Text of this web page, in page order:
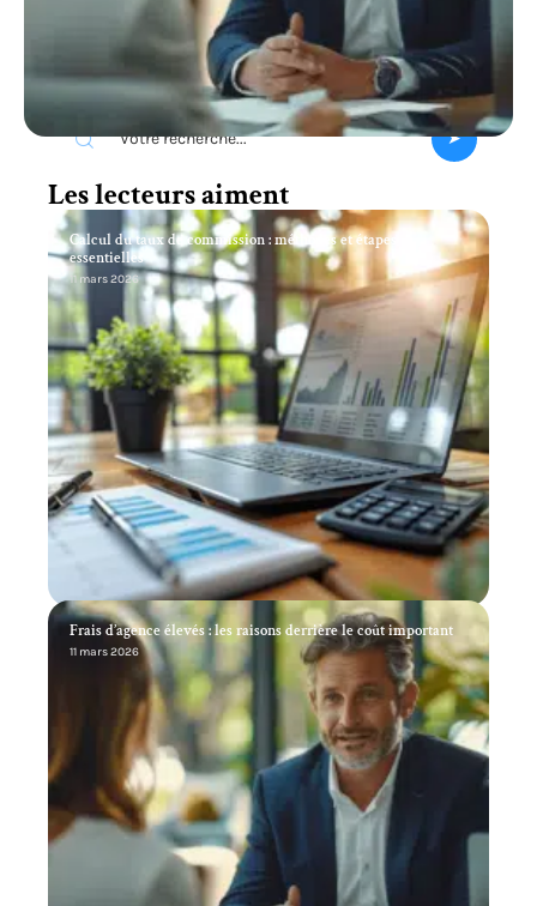
Recherche
Les lecteurs aiment
Calcul du taux de commission : méthodes et étapes
essentielles
11 mars 2026
Frais d’agence élevés : les raisons derrière le coût important
11 mars 2026